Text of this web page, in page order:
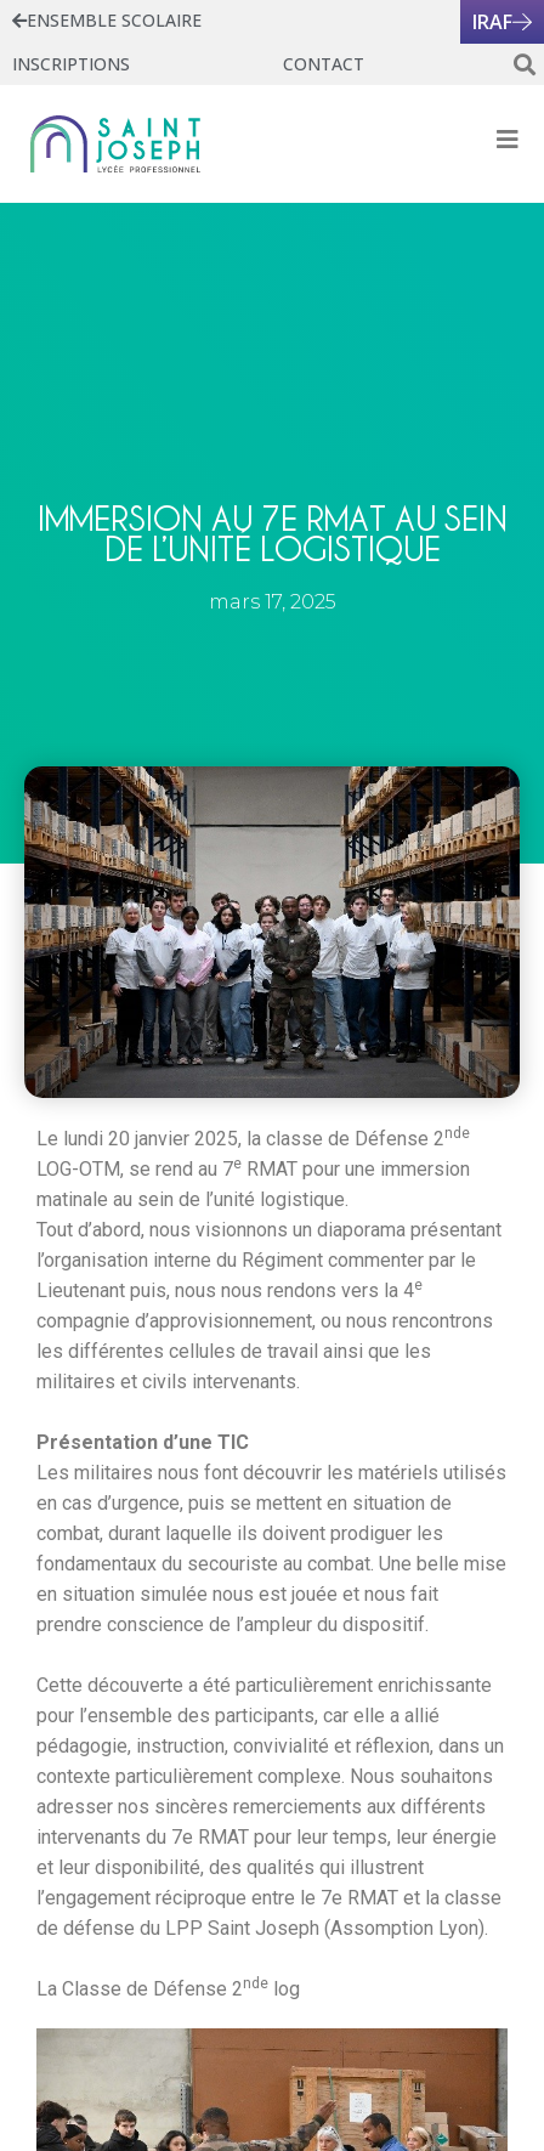
ENSEMBLE SCOLAIRE IRAF
INSCRIPTIONS CONTACT
IMMERSION AU 7E RMAT AU SEIN
DE L’UNITÉ LOGISTIQUE
mars 17, 2025
Le lundi 20 janvier 2025, la classe de Défense 2nde
LOG-OTM, se rend au 7e RMAT pour une immersion
matinale au sein de l’unité logistique.
Tout d’abord, nous visionnons un diaporama présentant
l’organisation interne du Régiment commenter par le
Lieutenant puis, nous nous rendons vers la 4e
compagnie d’approvisionnement, ou nous rencontrons
les différentes cellules de travail ainsi que les
militaires et civils intervenants.
Présentation d’une TIC
Les militaires nous font découvrir les matériels utilisés
en cas d’urgence, puis se mettent en situation de
combat, durant laquelle ils doivent prodiguer les
fondamentaux du secouriste au combat. Une belle mise
en situation simulée nous est jouée et nous fait
prendre conscience de l’ampleur du dispositif.
Cette découverte a été particulièrement enrichissante
pour l’ensemble des participants, car elle a allié
pédagogie, instruction, convivialité et réflexion, dans un
contexte particulièrement complexe. Nous souhaitons
adresser nos sincères remerciements aux différents
intervenants du 7e RMAT pour leur temps, leur énergie
et leur disponibilité, des qualités qui illustrent
l’engagement réciproque entre le 7e RMAT et la classe
de défense du LPP Saint Joseph (Assomption Lyon).
La Classe de Défense 2nde log